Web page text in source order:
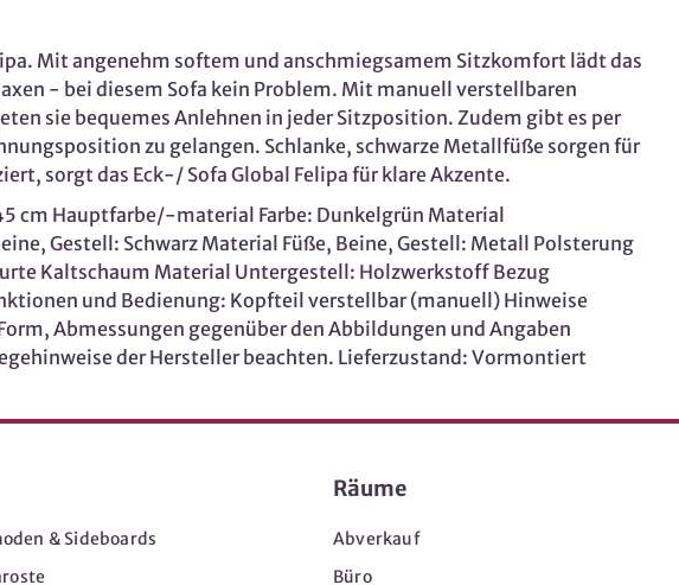
Mit angenehm softem und anschmiegsamem Sitzkomfort lädt das
- bei diesem Sofa kein Problem. Mit manuell verstellbaren
sie bequemes Anlehnen in jeder Sitzposition. Zudem gibt es per
zu gelangen. Schlanke, schwarze Metallfüße sorgen für
sorgt das Eck-/ Sofa Global Felipa für klare Akzente.
cm Hauptfarbe/-material Farbe: Dunkelgrün Material
Gestell: Schwarz Material Füße, Beine, Gestell: Metall Polsterung
Kaltschaum Material Untergestell: Holzwerkstoff Bezug
und Bedienung: Kopfteil verstellbar (manuell) Hinweise
Abmessungen gegenüber den Abbildungen und Angaben
der Hersteller beachten. Lieferzustand: Vormontiert
& Sideboards
Räume
Abverkauf
Büro